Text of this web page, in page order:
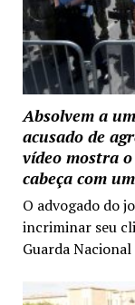
Absolvem a
acusado de
vídeo mostra
cabeça com
O advogado do
incriminar seu
Guarda